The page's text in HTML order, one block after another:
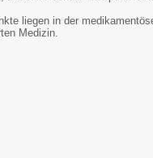
liegen in der
Medizin.